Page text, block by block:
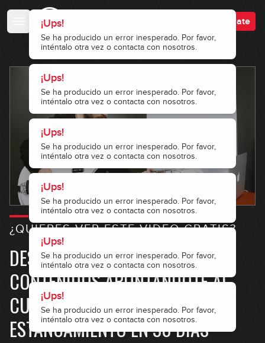
¡Ups!
Se ha producido un error inesperado. Por favor,
inténtalo otra vez o contacta con nosotros.
¡Ups!
Se ha producido un error inesperado. Por favor,
inténtalo otra vez o contacta con nosotros.
¡Ups!
Se ha producido un error inesperado. Por favor,
¡Ups!
¡Ups!
¡Ups!
Regístrate
¿QUIERES VER ESTE VIDEO GRATIS?
DESBLOQUEA ÉSTE Y MÁS
CONTENIDOS APUNTÁNDOTE AL
CURSO GRATUITO "SALIR DEL
ESTANCAMIENTO EN 30 DÍAS"